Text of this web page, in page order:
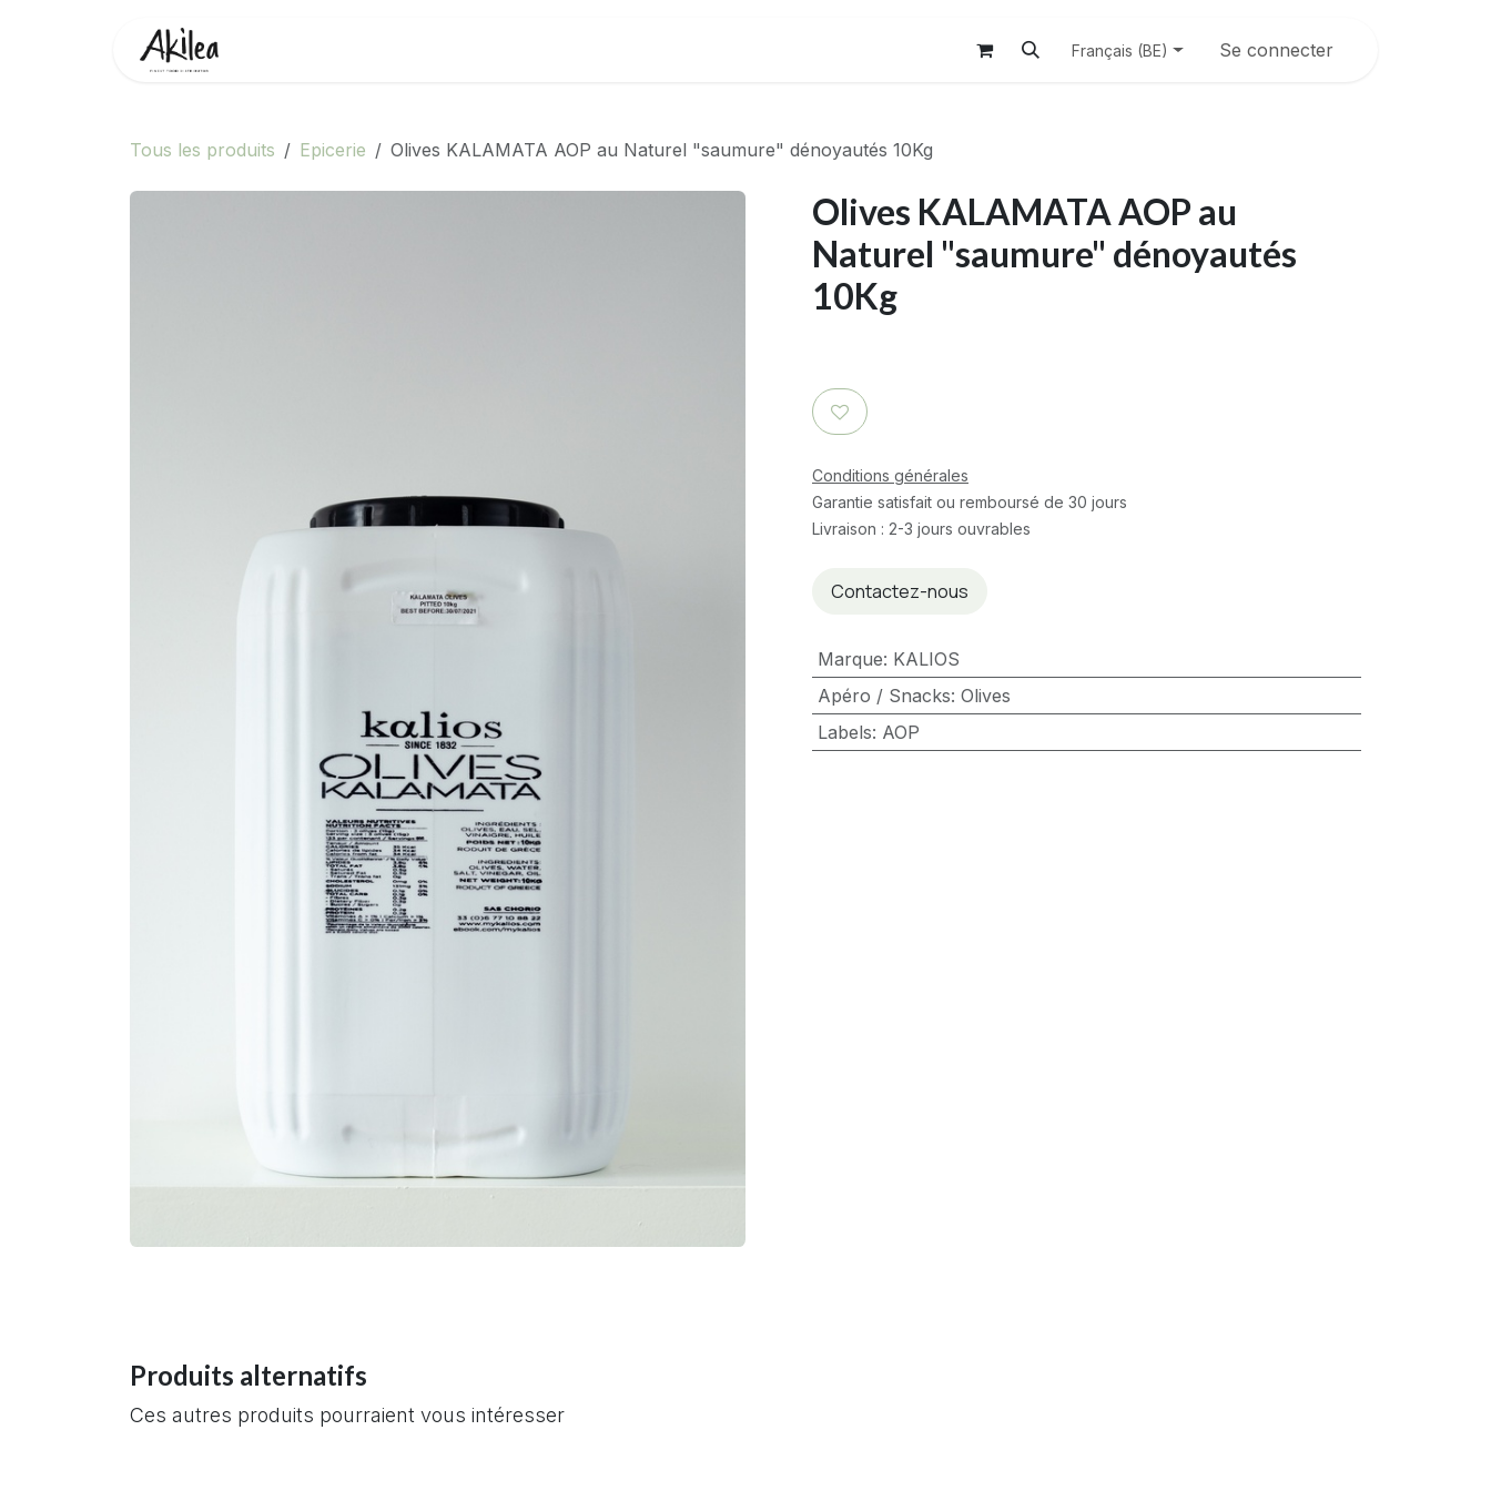
Français (BE) Se connecter
Tous les produits Epicerie Olives KALAMATA AOP au Naturel "saumure" dénoyautés 10Kg
Olives KALAMATA AOP au
Naturel "saumure" dénoyautés
10Kg
Conditions générales
Garantie satisfait ou remboursé de 30 jours
Livraison : 2-3 jours ouvrables
Contactez-nous
Marque: KALIOS
Apéro / Snacks: Olives
Labels: AOP
Produits alternatifs
Ces autres produits pourraient vous intéresser